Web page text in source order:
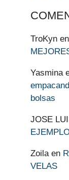
TroKyn en
Yasmina
bolsas
JOSE
Zoilaen
VELAS